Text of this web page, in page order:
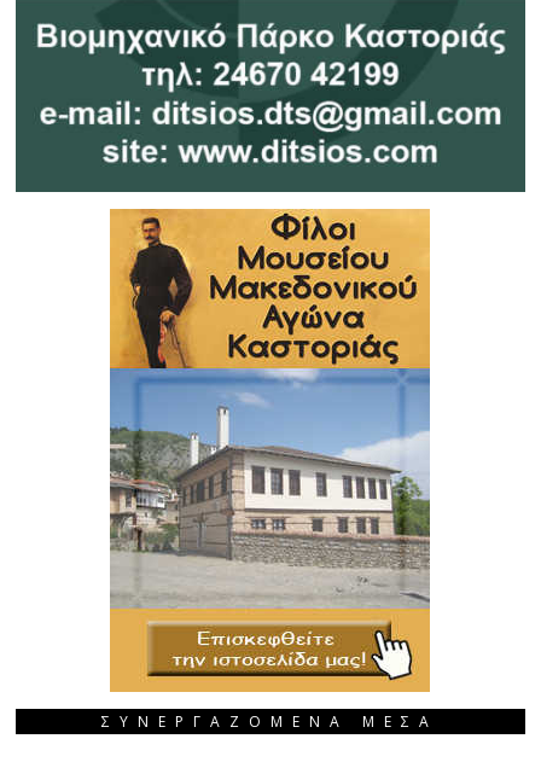
ΣΥΝΕΡΓΑΖΟΜΕΝΑ ΜΕΣΑ